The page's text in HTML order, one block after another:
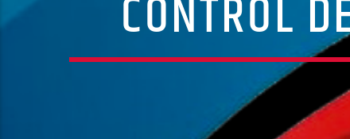
CONTROL